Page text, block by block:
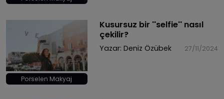
Porselen Makyaj
Kusursuz bir ''selfie'' nasıl
çekilir?
Yazar: Deniz Özübek 27/11/2024